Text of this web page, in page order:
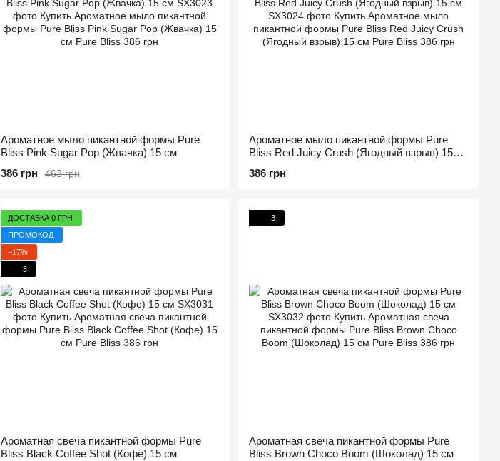
Ароматное мыло пикантной формы Pure
Bliss Pink Sugar Pop (Жвачка) 15 см
463 грн
386 грн
Ароматное мыло пикантной формы Pure
Bliss Red Juicy Crush (Ягодный взрыв) 15
386 грн
ДОСТАВКА 0 ГРН
ПРОМОКОД
−17%
3
Ароматная свеча пикантной формы Pure
Bliss Black Coffee Shot (Кофе) 15 см
3
Ароматная свеча пикантной формы Pure
Bliss Brown Choco Boom (Шоколад) 15 см